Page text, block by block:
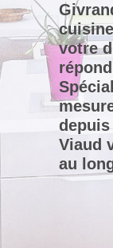
votre
depuis
Viaud
au